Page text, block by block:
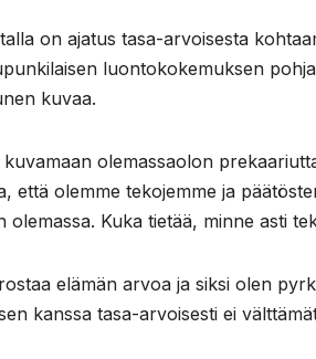
on ajatus tasa-arvoisesta
luontokokemuksen
kuvaa.
olemassaolon
että olemme tekojemme ja
olemassa. Kuka tietää, minne asti
elämän arvoa ja siksi olen
kanssa tasa-arvoisesti ei